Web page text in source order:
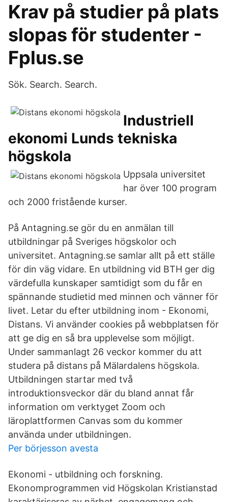
Krav på studier på plats
slopas för studenter -
Fplus.se
Sök. Search. Search.
Industriell
ekonomi Lunds tekniska
högskola
Uppsala universitet
har över 100 program
och 2000 fristående kurser.
På Antagning.se gör du en anmälan till
utbildningar på Sveriges högskolor och
universitet. Antagning.se samlar allt på ett ställe
för din väg vidare. En utbildning vid BTH ger dig
värdefulla kunskaper samtidigt som du får en
spännande studietid med minnen och vänner för
livet. Letar du efter utbildning inom - Ekonomi,
Distans. Vi använder cookies på webbplatsen för
att ge dig en så bra upplevelse som möjligt.
Under sammanlagt 26 veckor kommer du att
studera på distans på Mälardalens högskola.
Utbildningen startar med två
introduktionsveckor där du bland annat får
information om verktyget Zoom och
läroplattformen Canvas som du kommer
använda under utbildningen.
Per börjesson avesta
Ekonomi - utbildning och forskning.
Ekonomprogrammen vid Högskolan Kristianstad